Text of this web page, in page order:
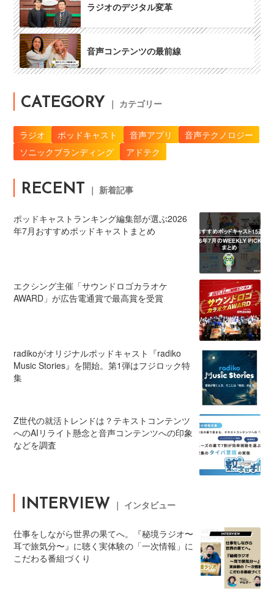
ラジオのデジタル変革
音声コンテンツの最前線
CATEGORY ｜ カテゴリー
ラジオ ポッドキャスト 音声アプリ
音声テクノロジー
ソニックブランディング
アドテク
RECENT ｜ 新着記事
ポッドキャストランキング編集部が選ぶ2026
年7月おすすめポッドキャストまとめ
エクシング主催「サウンドロゴカラオケ
AWARD」が広告電通賞で最高賞を受賞
radikoがオリジナルポッドキャスト『radiko
Music Stories』を開始。第1弾はフジロック特
集
Z世代の就活トレンドは？テキストコンテンツ
へのAIリライト懸念と音声コンテンツへの印象
などを調査
INTERVIEW ｜ インタビュー
仕事をしながら世界の果てへ。『秘境ラジオ〜
耳で旅気分〜』に聴く実体験の「一次情報」に
こだわる番組づくり